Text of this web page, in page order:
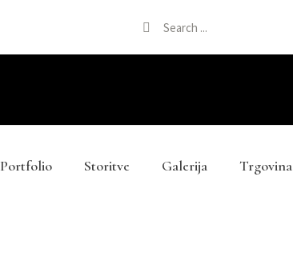
Portfolio Storitve Galerija Trgovina